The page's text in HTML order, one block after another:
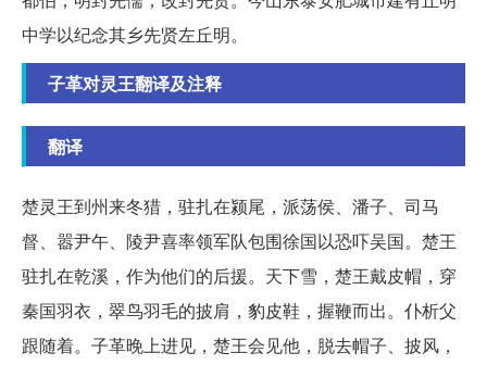
中学以纪念其乡先贤左丘明。
子革对灵王翻译及注释
翻译
楚灵王到州来冬猎，驻扎在颍尾，派荡侯、潘子、司马
督、嚣尹午、陵尹喜率领军队包围徐国以恐吓吴国。楚王
驻扎在乾溪，作为他们的后援。天下雪，楚王戴皮帽，穿
秦国羽衣，翠鸟羽毛的披肩，豹皮鞋，握鞭而出。仆析父
跟随着。子革晚上进见，楚王会见他，脱去帽子、披风，